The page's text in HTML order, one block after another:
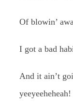
Of blowin’
I got a bad
And it ain’t
yeeyeeheheah!